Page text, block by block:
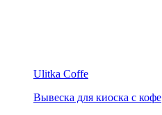
Ulitka Coffe
Вывеска для киоска с кофе